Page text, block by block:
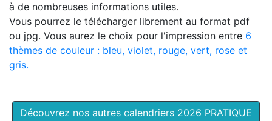
à de nombreuses informations utiles.
Vous pourrez le télécharger librement au format pdf
ou jpg. Vous aurez le choix pour l'impression entre 6
thèmes de couleur : bleu, violet, rouge, vert, rose et
gris.
Découvrez nos autres calendriers 2026 PRATIQUE